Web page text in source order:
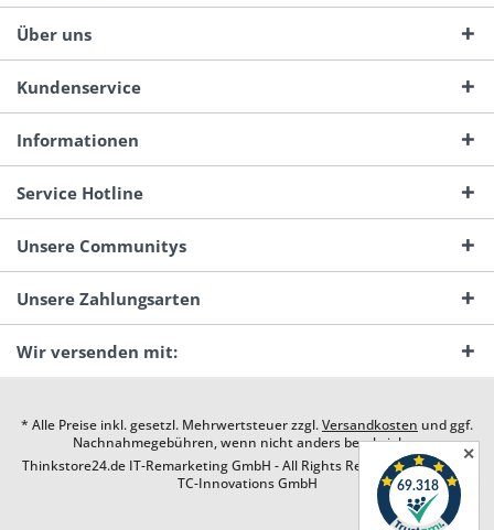
Über uns
Kundenservice
Informationen
Service Hotline
Unsere Communitys
Unsere Zahlungsarten
Wir versenden mit:
* Alle Preise inkl. gesetzl. Mehrwertsteuer zzgl.Versandkosten und ggf.
Nachnahmegebühren, wenn nicht anders beschrieben
Thinkstore24.de IT-Remarketing GmbH - All Rights Reserved. Design by
TC-Innovations GmbH
✕